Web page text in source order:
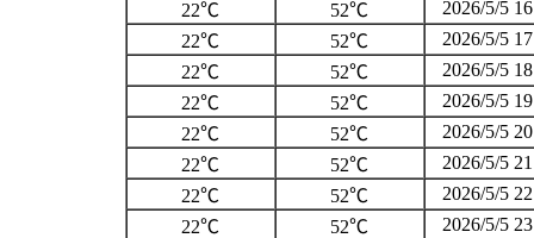
22℃
52℃
2026/5/5
22℃
52℃
2026/5/5
22℃
52℃
2026/5/5
22℃
52℃
2026/5/5
22℃
52℃
2026/5/5
22℃
52℃
2026/5/5
22℃
52℃
2026/5/5
22℃
52℃ 2026/5/5